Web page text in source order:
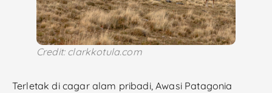
Credit: clarkkotula.com
Terletak di cagar alam pribadi, Awasi Patagonia